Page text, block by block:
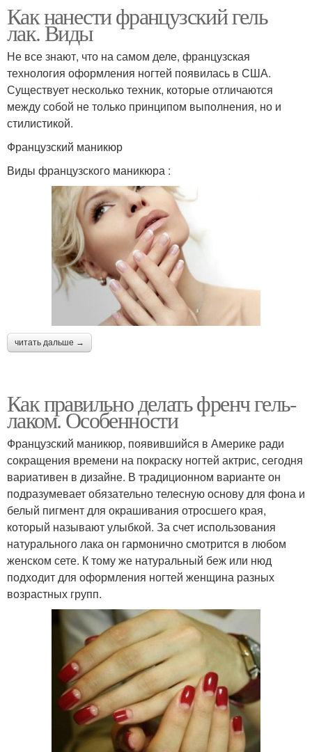
Как нанести французский гель
лак. Виды
Не все знают, что на самом деле, французская
технология оформления ногтей появилась в США.
Существует несколько техник, которые отличаются
между собой не только принципом выполнения, но и
стилистикой.
Французский маникюр
Виды французского маникюра :
читать дальше →
Как правильно делать френч гель-
лаком. Особенности
Французский маникюр, появившийся в Америке ради
сокращения времени на покраску ногтей актрис, сегодня
вариативен в дизайне. В традиционном варианте он
подразумевает обязательно телесную основу для фона и
белый пигмент для окрашивания отросшего края,
который называют улыбкой. За счет использования
натурального лака он гармонично смотрится в любом
женском сете. К тому же натуральный беж или нюд
подходит для оформления ногтей женщина разных
возрастных групп.